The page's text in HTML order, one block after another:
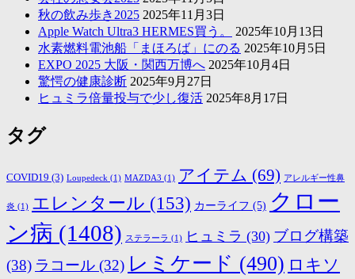
秋の飲み歩き2025 2025年11月3日
Apple Watch Ultra3 HERMES買う。
2025年10月13日
水素燃料電池船「まほろば」にのる 2025年10月5日
EXPO 2025 大阪・関西万博へ 2025年10月4日
驚愕の健康診断 2025年9月27日
ヒュミラ倍量投与で少し復活 2025年8月17日
タグ
COVID19 (3) Loupedeck (1) MAZDA3 (1) アイテム (69) アレルギー性鼻
炎 (1) エレンタール (153) カーライフ (5) クロー
ン病 (1408) ステラーラ (1) ヒュミラ (30) ブログ構築
(38) ラコール (32) レミケード (490) ロキソ